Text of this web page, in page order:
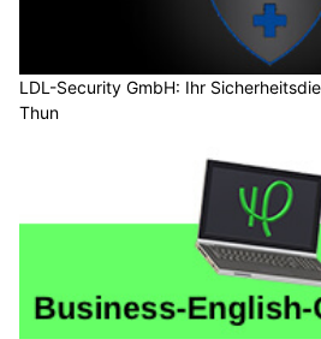
LDL-Security GmbH: Ihr
Thun